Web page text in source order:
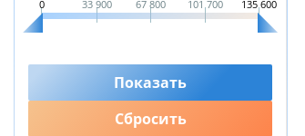
0 33 900 67 800 101 700 135 600